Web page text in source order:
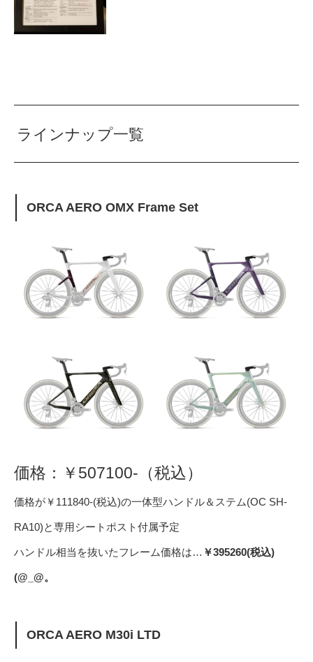
ラインナップ一覧
ORCA AERO OMX Frame Set
価格：￥507100-（税込）
価格が￥111840-(税込)の一体型ハンドル＆ステム(OC SH-
RA10)と専用シートポスト付属予定
ハンドル相当を抜いたフレーム価格は… ￥395260(税込)
(@_@。
ORCA AERO M30i LTD